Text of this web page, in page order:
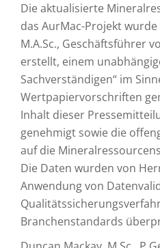
Die aktualisierte
das AurMac-Projekt wurde
M.A.Sc., Geschäftsführer
erstellt, einem
Sachverständigen“ im
Wertpapiervorschriften
Inhalt dieser
genehmigt sowie die
auf die
Die Daten wurden von
Anwendung von
Branchenstandards